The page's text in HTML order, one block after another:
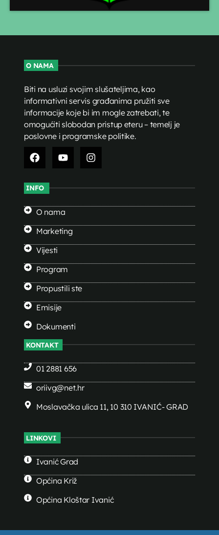
O NAMA
Biti na usluzi svojim slušateljima, kao
informativni servis građanima pružiti sve
informacije koje bi im mogle zatrebati, te
omogućiti slobodan pristup eteru – temelj je
poslovne i programske politike.
INFO
O nama
Marketing
Vijesti
Program
Propustili ste
Emisije
Dokumenti
KONTAKT
01 2881 656
oriivg@net.hr
Moslavačka ulica 11, 10 310 IVANIĆ- GRAD
LINKOVI
Ivanić Grad
Općina Križ
Općina Kloštar Ivanić